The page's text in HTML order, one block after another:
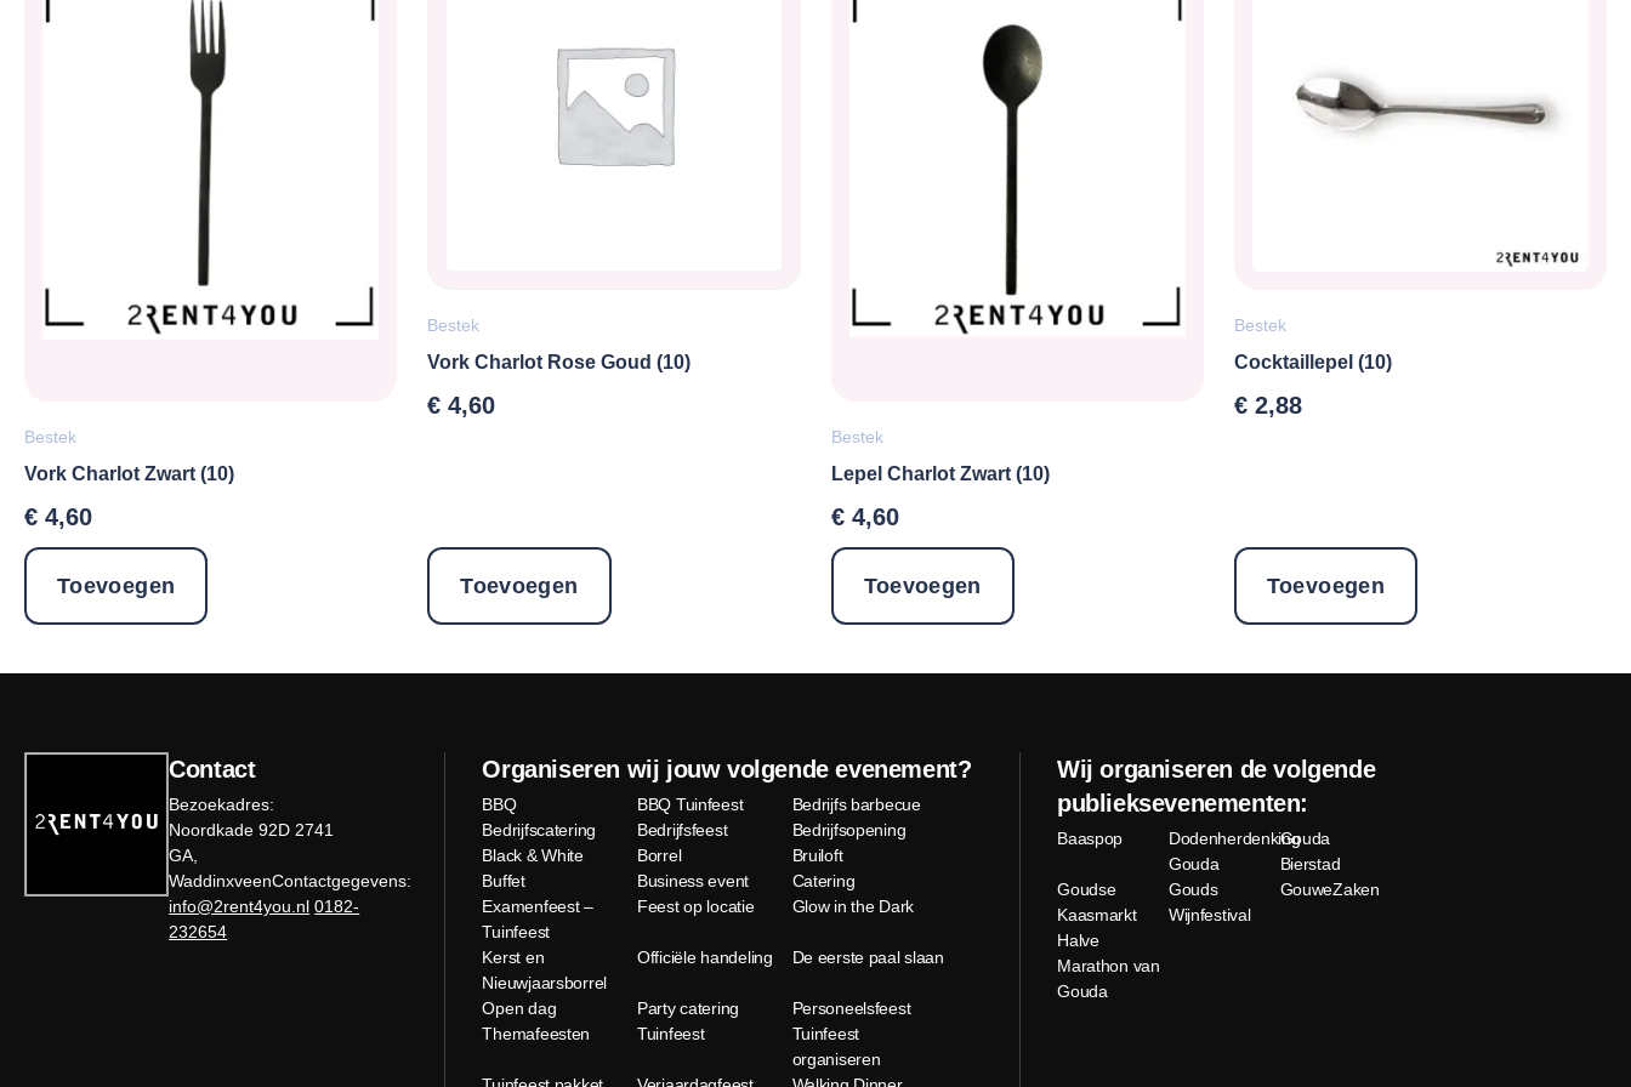
Bestek
Vork Charlot Zwart (10)
€ 4,60
Toevoegen
Bestek
Vork Charlot Rose Goud (10)
€ 4,60
Toevoegen
Bestek
Lepel Charlot Zwart (10)
€4,60
Toevoegen
Bestek
Cocktaillepel (10)
€2,88
Toevoegen
Contact
Bezoekadres:
Noordkade 92D 2741
GA,
WaddinxveenContactgegevens:
info@2rent4you.nl 0182-
232654
Organiseren wij jouw volgende evenement?
BBQ BBQ Tuinfeest
Bedrijfs barbecue
Bedrijfscatering
Bedrijfsfeest
Bedrijfsopening
Black & White
Borrel
Bruiloft
Buffet
Business event
Catering
Examenfeest –
Tuinfeest
Feest op locatie Glow in the Dark
Kerst en
Nieuwjaarsborrel
Officiële handeling De eerste paal slaan
Open dag Party catering
Personeelsfeest
Themafeesten
Tuinfeest
Tuinfeest
organiseren
Wij organiseren de volgende
publieksevenementen:
Baaspop
Dodenherdenking
Gouda
Gouda
Bierstad
Goudse
Kaasmarkt
Gouds
Wijnfestival
GouweZaken
Halve
Marathon van
Gouda